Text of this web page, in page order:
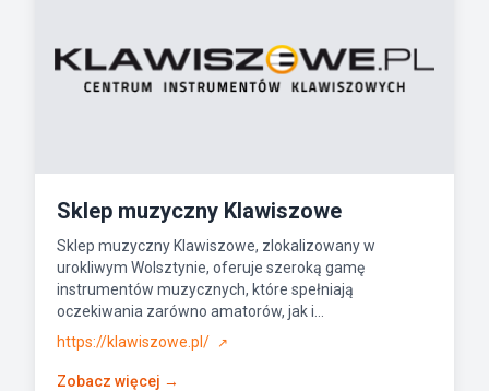
Sklep muzyczny Klawiszowe
Sklep muzyczny Klawiszowe, zlokalizowany w
urokliwym Wolsztynie, oferuje szeroką gamę
instrumentów muzycznych, które spełniają
oczekiwania zarówno amatorów, jak i...
https://klawiszowe.pl/
↗
Zobacz więcej →